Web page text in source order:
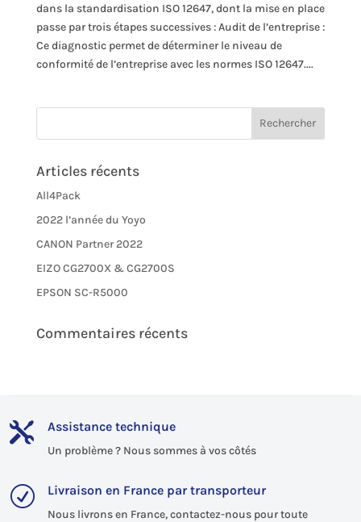
dans la standardisation ISO 12647, dont la mise en place
passe par trois étapes successives : Audit de l’entreprise :
Ce diagnostic permet de déterminer le niveau de
conformité de l’entreprise avec les normes ISO 12647....
Articles récents
All4Pack
2022 l’année du Yoyo
CANON Partner 2022
EIZO CG2700X & CG2700S
EPSON SC-R5000
Commentaires récents
 Assistance technique
Un problème ? Nous sommes à vos côtés
R Livraison en France par transporteur
Nous livrons en France, contactez-nous pour toute